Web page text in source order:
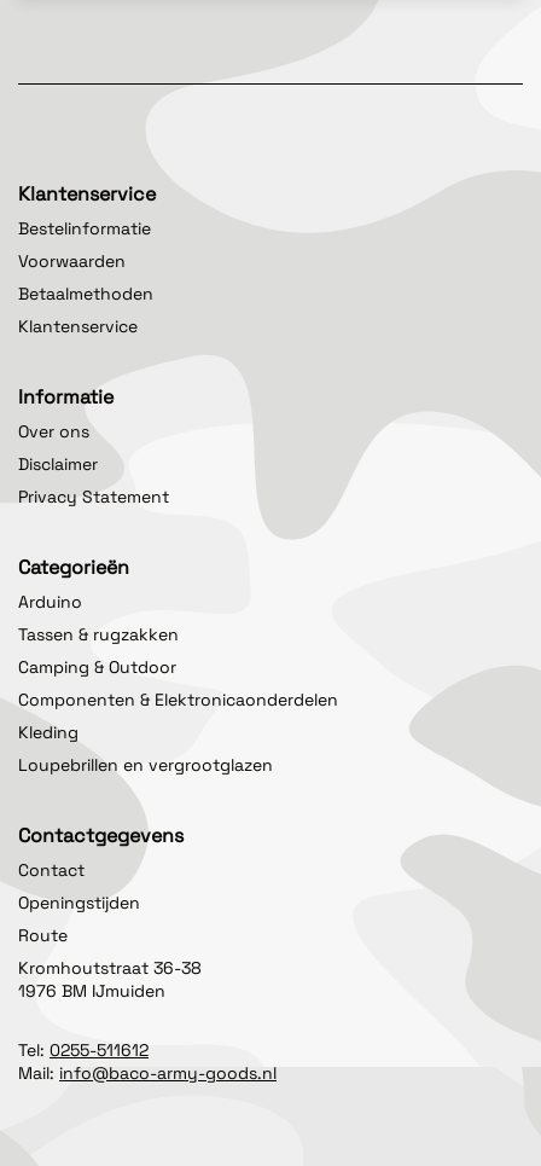
Klantenservice
Bestelinformatie
Voorwaarden
Betaalmethoden
Klantenservice
Informatie
Over ons
Disclaimer
Privacy Statement
Categorieën
Arduino
Tassen & rugzakken
Camping & Outdoor
Componenten & Elektronicaonderdelen
Kleding
Loupebrillen en vergrootglazen
Contactgegevens
Contact
Openingstijden
Route
Kromhoutstraat 36-38
1976 BM IJmuiden
Tel: 0255-511612
Mail: info@baco-army-goods.nl